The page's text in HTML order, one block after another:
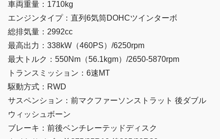
車両重量：1710kg
エンジンタイプ：直列6気筒DOHCツインターボ
総排気量：2992cc
最高出力：338kW（460PS）/6250rpm
最大トルク：550Nm（56.1kgm）/2650-5870rpm
トランスミッション：6速MT
駆動方式：RWD
サスペンション：前マクファーソンストラット 後ダブル
ウィッシュボーン
ブレーキ：前後ベンチレーテッドディスク